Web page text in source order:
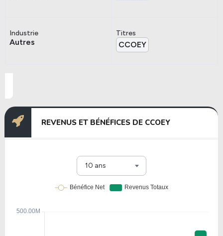
Industrie
Autres
Titres
CCOEY
REVENUS ET BÉNÉFICES DE CCOEY
10 ans